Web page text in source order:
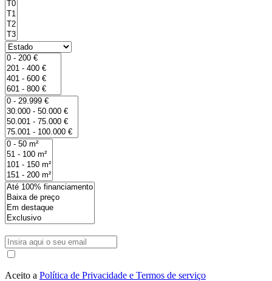
Aceito a Política de Privacidade e Termos de serviço